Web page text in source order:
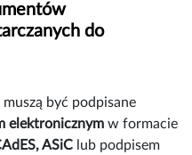
do
być podpisane
elektronicznymw formacie
ASiC lub podpisem